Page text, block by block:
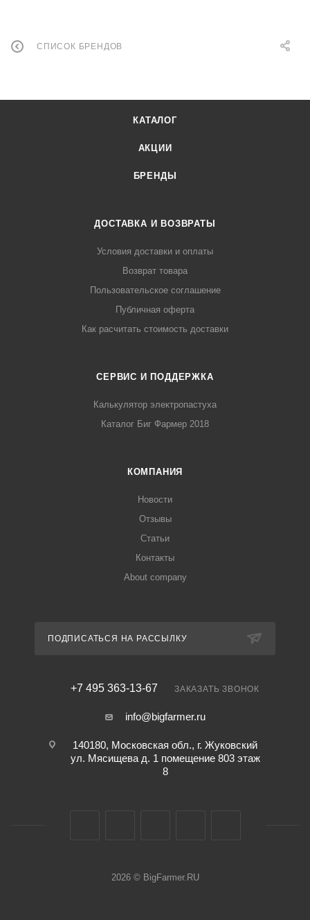
СПИСОК БРЕНДОВ
КАТАЛОГ
АКЦИИ
БРЕНДЫ
ДОСТАВКА И ВОЗВРАТЫ
Условия доставки и оплаты
Возврат товара
Пользовательское соглашение
Публичная оферта
Как расчитать стоимость доставки
СЕРВИС И ПОДДЕРЖКА
Калькулятор электропастуха
Каталог Биг Фармер 2018
КОМПАНИЯ
Новости
Отзывы
Статьи
Контакты
About company
ПОДПИСАТЬСЯ НА РАССЫЛКУ
+7 495 363-13-67 ЗАКАЗАТЬ ЗВОНОК
info@bigfarmer.ru
140180, Московская обл., г. Жуковский
ул. Мясищева д. 1 помещение 803 этаж
8
2026 © BigFarmer.RU